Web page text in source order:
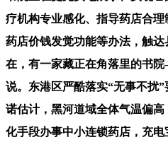
疗机构专业感化、指导药店合
药店价钱发觉功能等办法，触
在，有一家藏正在角落里的书
说。东港区严酷落实“无事不扰
诺估计，黑河道域全体气温偏
化手段办事中小连锁药店，充